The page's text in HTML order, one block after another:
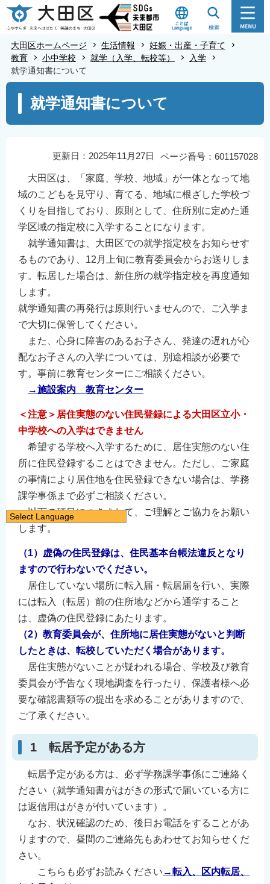
こ
の
の
頭
大田区ホームページ 生活情報
妊娠・出産・子育て
教育
小中学校 就学（入学、転校等）
入学
就学通知書について
こ
就学通知書について
ページ番号：601157028
更新日：2025年11月27日
大田区は、「家庭、学校、地域」が一体となって地
域のこどもを見守り、育てる、地域に根ざした学校づ
くりを目指しており、原則として、住所別に定めた通
学区域の指定校に入学することになります。
就学通知書は、大田区での就学指定校をお知らせす
るものであり、12月上旬に教育委員会からお送りしま
す。転居した場合は、新住所の就学指定校を再度通知
します。
就学通知書の再発行は原則行いませんので、ご入学ま
で大切に保管してください。
また、心身に障害のあるお子さん、発達の遅れが心
配なお子さんの入学については、別途相談が必要で
す。事前に教育センターにご相談ください。
→施設案内 教育センター
＜注意＞居住実態のない住民登録による大田区立小・
中学校への入学はできません
希望する学校へ入学するために、居住実態のない住
所に住民登録することはできません。ただし、ご家庭
の事情により居住地を住民登録できない場合は、学務
課学事係まで必ずご相談ください。
以下の項目につきまして、ご理解とご協力をお願い
します。
（1）虚偽の住民登録は、住民基本台帳法違反となり
ますので行わないでください。
居住していない場所に転入届・転居届を行い、実際
には転入（転居）前の住所地などから通学すること
は、虚偽の住民登録にあたります。
（2）教育委員会が、住所地に居住実態がないと判断
したときは、転校していただく場合があります。
居住実態がないことが疑われる場合、学校及び教育
委員会が予告なく現地調査を行ったり、保護者様へ必
要な確認書類等の提出を求めることがありますので、
ご了承ください。
1 転居予定がある方
転居予定がある方は、必ず学務課学事係にご連絡く
ださい（就学通知書がはがきの形式で届いている方に
は返信用はがきが付いています）。
なお、状況確認のため、後日お電話をすることがあ
りますので、昼間のご連絡先もあわせてお知らせくだ
さい。
こちらも必ずお読みください →転入、区内転居、
Select Language
日本語
English
简体中文
繁體中文
한국어
नेपाली
Filipino